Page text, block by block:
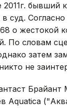
бывший
суд.
о жестокой
По словам
затем
не
Aquatica